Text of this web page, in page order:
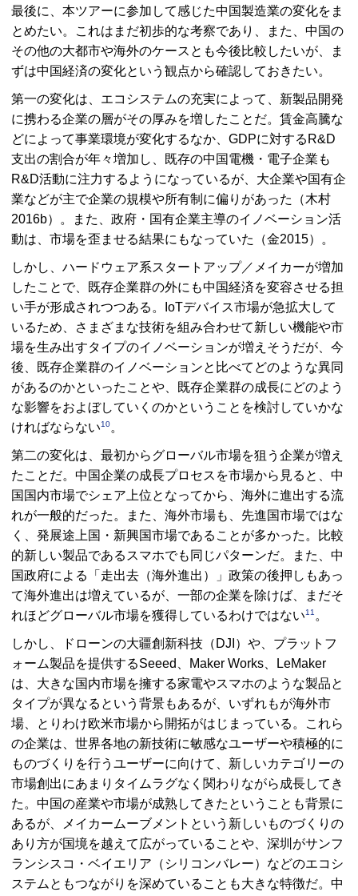
最後に、本ツアーに参加して感じた中国製造業の変化をま
とめたい。これはまだ初歩的な考察であり、また、中国の
その他の大都市や海外のケースとも今後比較したいが、ま
ずは中国経済の変化という観点から確認しておきたい。
第一の変化は、エコシステムの充実によって、新製品開発
に携わる企業の層がその厚みを増したことだ。賃金高騰な
どによって事業環境が変化するなか、 GDPに対する R&D
支出の割合が年々増加し、既存の中国電機・電子企業も
R&D活動に注力するようになっているが、大企業や国有企
業などが主で企業の規模や所有制に偏りがあった（木村
2016b）。また、政府・国有企業主導のイノベーション活
動は、市場を歪ませる結果にもなっていた（金2015）。
しかし、ハードウェア系スタートアップ／メイカーが増加
したことで、既存企業群の外にも中国経済を変容させる担
い手が形成されつつある。
IoTデバイス市場が急拡大して
いるため、さまざまな技術を組み合わせて新しい機能や市
場を生み出すタイプのイノベーションが増えそうだが、今
後、既存企業群のイノベーションと比べてどのような異同
があるのかといったことや、既存企業群の成長にどのよう
な影響をおよぼしていくのかということを検討していかな
ければならない10。
第二の変化は、最初からグローバル市場を狙う企業が増え
たことだ。中国企業の成長プロセスを市場から見ると、中
国国内市場でシェア上位となってから、海外に進出する流
れが一般的だった。また、海外市場も、先進国市場ではな
く、発展途上国・新興国市場であることが多かった。比較
的新しい製品であるスマホでも同じパターンだ。また、中
国政府による「 走出去 （海外進出）」政策の後押しもあっ
て海外進出は増えているが、一部の企業を除けば、まだそ
れほどグローバル市場を獲得しているわけではない11 。
しかし、ドローンの大疆創新科技 （ DJI ）や、プラットフ
ォーム製品を提供するSeeed、Maker Works、LeMaker
は、大きな国内市場を擁する家電やスマホのような製品と
タイプが異なるという背景もあるが、いずれもが海外市
場、とりわけ欧米市場から開拓がはじまっている。これら
の企業は、世界各地の新技術に敏感なユーザーや積極的に
ものづくりを行うユーザーに向けて、新しいカテゴリーの
市場創出にあまりタイムラグなく関わりながら成長してき
た。中国の産業や市場が成熟してきたということも背景に
あるが、メイカームーブメントという新しいものづくりの
あり方が国境を越えて広がっていることや、深圳がサンフ
ランシスコ・ベイエリア（シリコンバレー）などのエコシ
ステムともつながりを深めていることも大きな特徴だ。中